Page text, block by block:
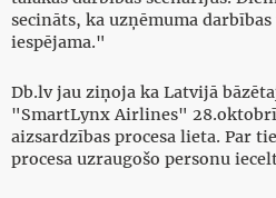
secināts, ka uzņēmuma
iespējama."
Db.lv jau ziņoja ka Latvijā
"SmartLynx Airlines"
aizsardzības procesa lieta. Par
procesa uzraugošo personu